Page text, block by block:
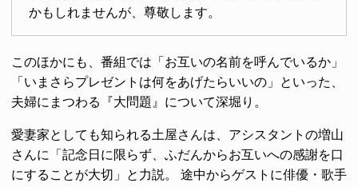
かもしれませんが、尊敬します。
このほかにも、番組では「お互いの名前を呼んでいるか」
「いまさらプレゼントは何をあげたらいいの」といった、
夫婦にまつわる『大問題』について深堀り。
愛妻家としても知られる土屋さんは、アシスタントの増山
さんに「記念日に限らず、ふだんからお互いへの感謝を口
にすることが大切」と力説。 途中からゲストに俳優・歌手